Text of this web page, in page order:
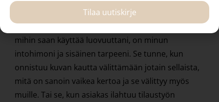
TAITEILIJA
Maalaaminen, piirtäminen, suunnittelu, kaikki se
mihin saan käyttää luovuuttani, on minun
intohimoni ja sisäinen tarpeeni. Se tunne, kun
onnistuu kuvan kautta välittämään jotain sellaista,
mitä on sanoin vaikea kertoa ja se välittyy myös
muille. Tai se, kun asiakas ilahtuu tilaustyön
Tilaa uutiskirje